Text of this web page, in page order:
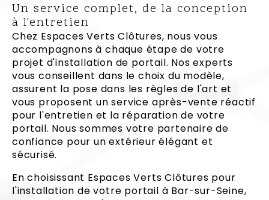
Un service complet, de la conception
à l'entretien
Chez Espaces Verts Clôtures, nous vous
accompagnons à chaque étape de votre
projet d'installation de portail. Nos experts
vous conseillent dans le choix du modèle,
assurent la pose dans les règles de l'art et
vous proposent un service après-vente réactif
pour l'entretien et la réparation de votre
portail. Nous sommes votre partenaire de
confiance pour un extérieur élégant et
sécurisé.
En choisissant Espaces Verts Clôtures pour
l'installation de votre portail à Bar-sur-Seine,